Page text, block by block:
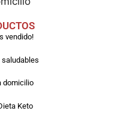
vendido!
saludables
domicilio
Keto